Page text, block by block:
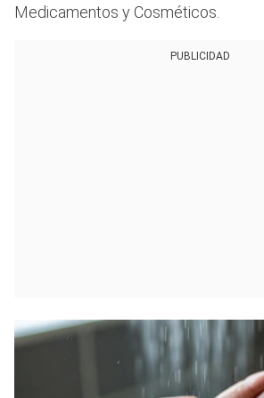
Medicamentos y Cosméticos.
PUBLICIDAD